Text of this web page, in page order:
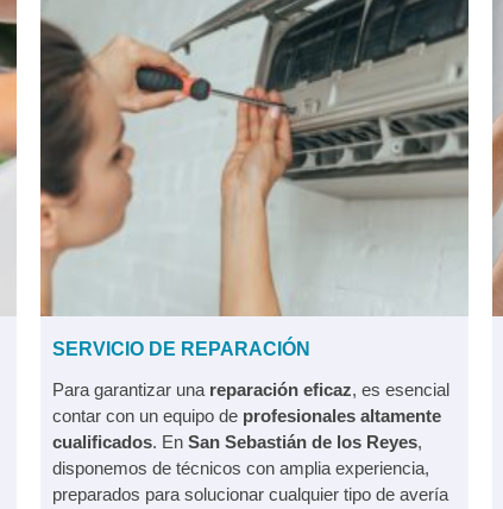
SERVICIO DE REPARACIÓN
Para garantizar una reparación eficaz, es esencial
contar con un equipo de profesionales altamente
cualificados. En San Sebastián de los Reyes,
disponemos de técnicos con amplia experiencia,
preparados para solucionar cualquier tipo de avería